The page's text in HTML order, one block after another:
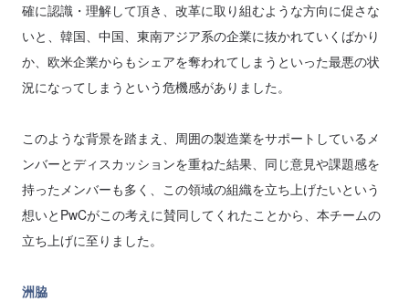
確に認識・理解して頂き、改革に取り組むような方向に促さな
いと、韓国、中国、東南アジア系の企業に抜かれていくばかり
か、欧米企業からもシェアを奪われてしまうといった最悪の状
況になってしまうという危機感がありました。
このような背景を踏まえ、周囲の製造業をサポートしているメ
ンバーとディスカッションを重ねた結果、同じ意見や課題感を
持ったメンバーも多く、この領域の組織を立ち上げたいという
想いとPwCがこの考えに賛同してくれたことから、本チームの
立ち上げに至りました。
洲脇